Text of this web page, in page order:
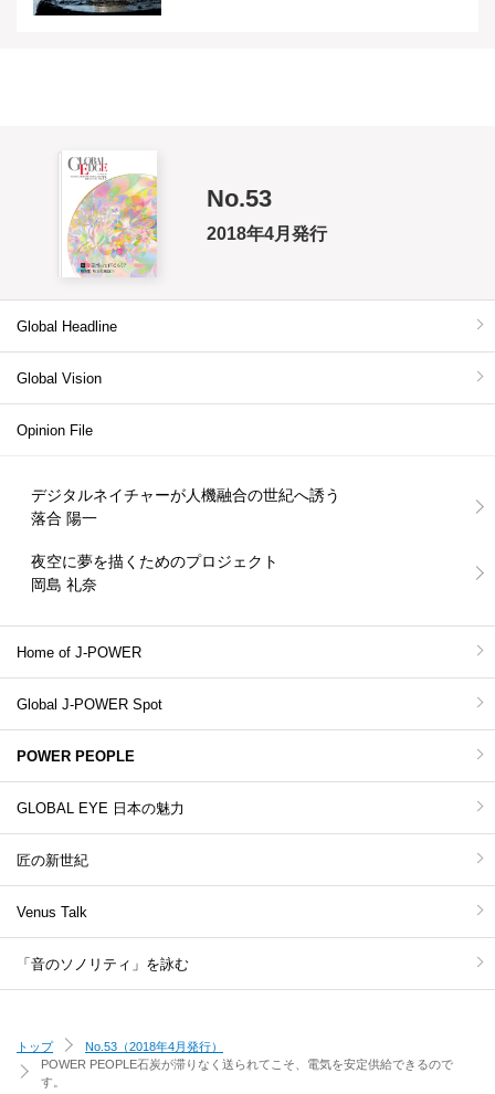
No.53
2018年4月発行
Global Headline
Global Vision
Opinion File
デジタルネイチャーが人機融合の世紀へ誘う
落合 陽一
夜空に夢を描くためのプロジェクト
岡島 礼奈
Home of J-POWER
Global J-POWER Spot
POWER PEOPLE
GLOBAL EYE 日本の魅力
匠の新世紀
Venus Talk
「音のソノリティ」を詠む
トップ
No.53（2018年4月発行）
POWER PEOPLE石炭が滞りなく送られてこそ、電気を安定供給できるので
す。